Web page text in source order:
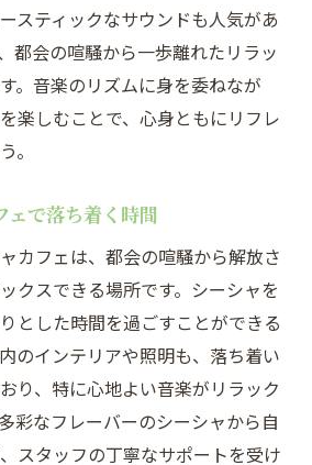
スティックなサウンドも人気があ
都会の喧騒から一歩離れたリラッ
。音楽のリズムに身を委ねなが
楽しむことで、心身ともにリフレ
。
ェで落ち着く時間
カフェは、都会の喧騒から解放さ
クスできる場所です。シーシャを
とした時間を過ごすことができる
のインテリアや照明も、落ち着い
り、特に心地よい音楽がリラック
彩なフレーバーのシーシャから自
スタッフの丁寧なサポートを受け